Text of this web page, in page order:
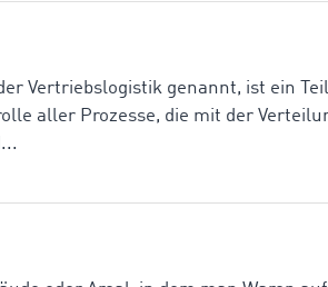
Vertriebslogistik genannt, ist ein
aller Prozesse, die mit der